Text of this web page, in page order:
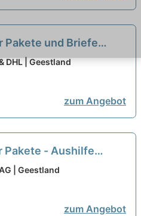
Pakete und Briefe
DHL | Geestland
zum Angebot
Pakete - Aushilfe
| Geestland
zum Angebot